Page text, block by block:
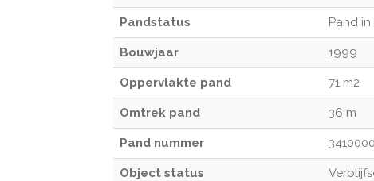
Pandstatus Pand
Bouwjaar 1999
Oppervlakte pand 71 m2
Omtrek pand 36 m
Pand nummer
Object status